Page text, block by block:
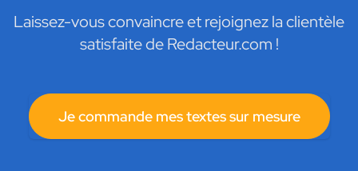
Laissez-vous convaincre et rejoignez la clientèle
satisfaite de Redacteur.com !
Je commande mes textes sur mesure